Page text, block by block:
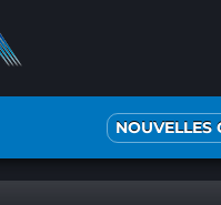
NOUVELLES